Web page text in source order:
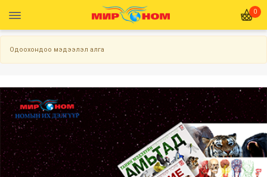
0
Одоохондоо мэдээлэл алга